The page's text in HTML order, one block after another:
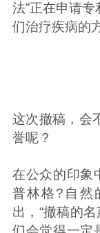
法”正在申请
们治疗疾病的方
这次撤稿，会
誉呢？
在公众的印象
普林格?自然
出，“撤稿的